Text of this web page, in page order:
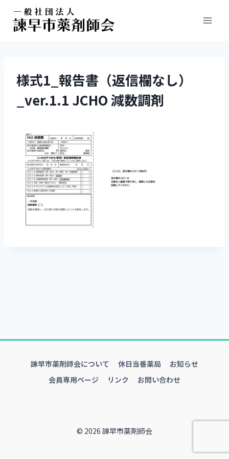
様式1_報告書（返信欄なし）
_ver.1.1 JCHO 減数調剤
諫早市薬剤師会について 休日当番薬局
お知らせ
会員専用ページ
リンク お問い合わせ
© 2026 諫早市薬剤師会